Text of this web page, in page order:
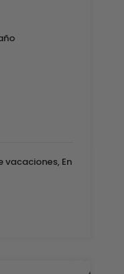
vacaciones, En